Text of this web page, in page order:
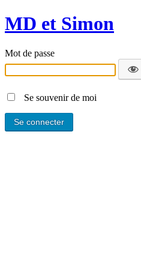
MD et Simon
Mot de passe
Se souvenir de moi